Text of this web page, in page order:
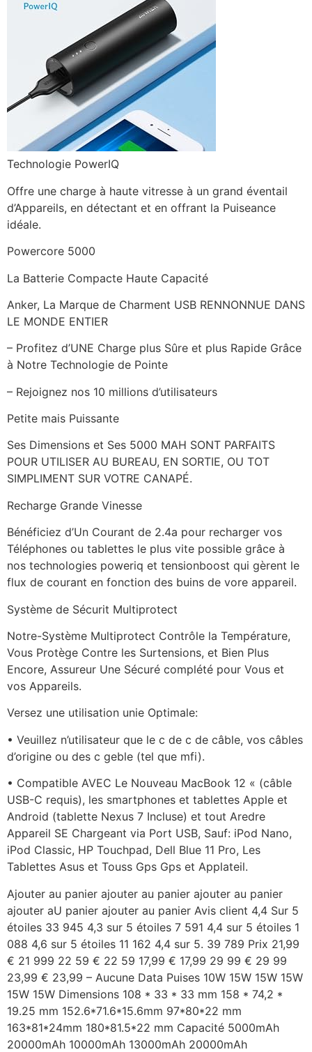
Technologie PowerIQ
Offre une charge à haute vitresse à un grand éventail
d’Appareils, en détectant et en offrant la Puiseance
idéale.
Powercore 5000
La Batterie Compacte Haute Capacité
Anker, La Marque de Charment USB RENNONNUE DANS
LE MONDE ENTIER
– Profitez d’UNE Charge plus Sûre et plus Rapide Grâce
à Notre Technologie de Pointe
– Rejoignez nos 10 millions d’utilisateurs
Petite mais Puissante
Ses Dimensions et Ses 5000 MAH SONT PARFAITS
POUR UTILISER AU BUREAU, EN SORTIE, OU TOT
SIMPLIMENT SUR VOTRE CANAPÉ.
Recharge Grande Vinesse
Bénéficiez d’Un Courant de 2.4a pour recharger vos
Téléphones ou tablettes le plus vite possible grâce à
nos technologies poweriq et tensionboost qui gèrent le
flux de courant en fonction des buins de vore appareil.
Système de Sécurit Multiprotect
Notre-Système Multiprotect Contrôle la Température,
Vous Protège Contre les Surtensions, et Bien Plus
Encore, Assureur Une Sécuré complété pour Vous et
vos Appareils.
Versez une utilisation unie Optimale:
• Veuillez n’utilisateur que le c de c de câble, vos câbles
d’origine ou des c geble (tel que mfi).
• Compatible AVEC Le Nouveau MacBook 12 « (câble
USB-C requis), les smartphones et tablettes Apple et
Android (tablette Nexus 7 Incluse) et tout Aredre
Appareil SE Chargeant via Port USB, Sauf: iPod Nano,
iPod Classic, HP Touchpad, Dell Blue 11 Pro, Les
Tablettes Asus et Touss Gps Gps et Applateil.
Ajouter au panier ajouter au panier ajouter au panier
ajouter aU panier ajouter au panier Avis client 4,4 Sur 5
étoiles 33 945 4,3 sur 5 étoiles 7 591 4,4 sur 5 étoiles 1
088 4,6 sur 5 étoiles 11 162 4,4 sur 5. 39 789 Prix 21,99
€ 21 999 22 59 € 22 59 17,99 € 17,99 29 99 € 29 99
23,99 € 23,99 – Aucune Data Puises 10W 15W 15W 15W
15W 15W Dimensions 108 * 33 * 33 mm 158 * 74,2 *
19.25 mm 152.6*71.6*15.6mm 97*80*22 mm
163*81*24mm 180*81.5*22 mm Capacité 5000mAh
20000mAh 10000mAh 13000mAh 20000mAh